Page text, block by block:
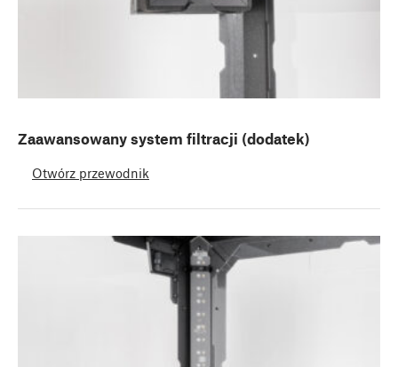
Zaawansowany system filtracji (dodatek)
Otwórz przewodnik